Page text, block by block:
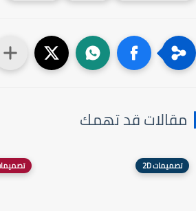
قد تهمك
تصميمات 2D تصميمات 2D